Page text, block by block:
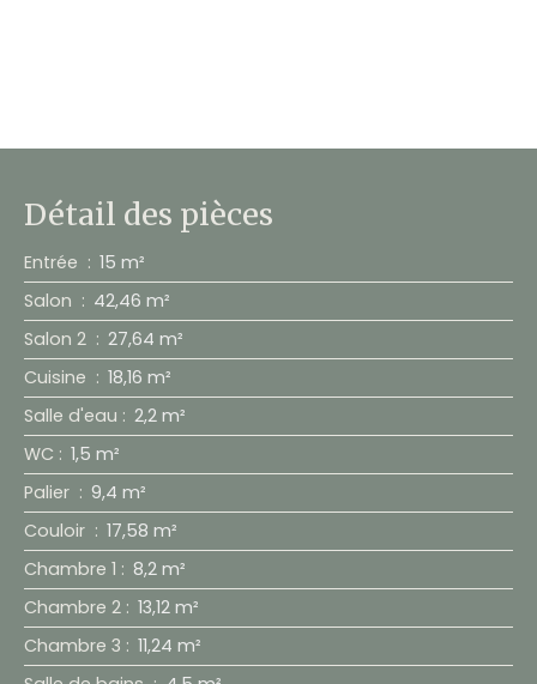
Détail des pièces
Entrée : 15 m²
Salon : 42,46 m²
Salon 2 : 27,64 m²
Cuisine : 18,16 m²
Salle d'eau : 2,2 m²
WC : 1,5 m²
Palier : 9,4 m²
Couloir : 17,58 m²
Chambre 1 : 8,2 m²
Chambre 2 : 13,12 m²
Chambre 3 : 11,24 m²